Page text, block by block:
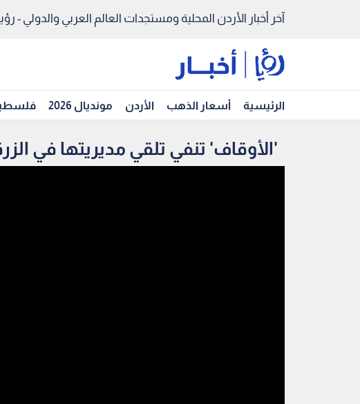
آخر أخبار الأردن المحلية ومستجدات العالم العربي والدولي -
الرئيسية أسعار الذهب الأردن مونديال 2026
'الأوقاف' تنفي تلقي مديريتها في